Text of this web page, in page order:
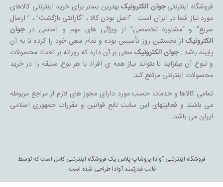
فروشگاه اینترنتیجوان الکترونیکبهترین بستر برای خرید اینترنتی کالاهای
مورد نیاز شما در ایران است . “اصل بودن کالا ، “گارانتی بازگشت” ، ” ارسال
سریع” و “مشاوره تخصصی” از ویژگی های مهم و اساسی درجوان
الکترونیکاز نخستین روز تأسیس بوده و تمام سعی خود را کرده تا به آن
پایبند باشد .جوان الکترونیکسعی بر آن دارد که روزانه بر تعداد محصولات
و تنوع آن بیفزاید تا بتواند نیاز همه ی افراد با هر نوع سلیقه را در خرید
محصولات اینترنتی مرتفع کند.
تمامی کالاها و خدمات حسب مورد دارای مجوز های لازم از مراجع مربوطه
می باشند و فعالیتهای این سایت تابع قوانین و مقررات جمهوری اسلامی
ایران می باشد.
فروشگاه اینترنتی آوادا پروشاپ پلاس یک فروشگاه اینترنتی کامل است که توسط
قالب قدرتمند آوادا طراحی شده است.